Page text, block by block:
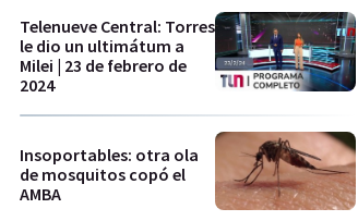
Telenueve Central: Torres
le dio un ultimátum a
Milei | 23 de febrero de
2024
Insoportables: otra ola
de mosquitos copó el
AMBA